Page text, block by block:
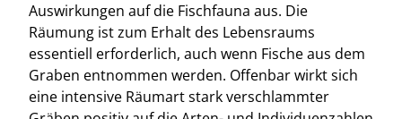
Auswirkungen auf die Fischfauna aus. Die
Räumung ist zum Erhalt des Lebensraums
essentiell erforderlich, auch wenn Fische aus dem
Graben entnommen werden. Offenbar wirkt sich
eine intensive Räumart stark verschlammter